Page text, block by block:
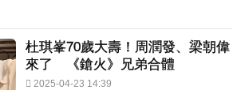
杜琪峯70歲大壽！周潤發、梁朝偉
來了 《鎗火》兄弟合體
2025-04-23 14:39